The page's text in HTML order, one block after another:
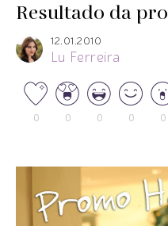
Resultado da
12.01.2010
Lu Ferreira
0 0 0 0 0